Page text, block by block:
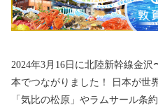
2024年3月16日に北陸新幹線金
本でつながりました！ 日本が世界に誇る風景地、日本三大松原の
「気比の松原」やラムサール条約湿